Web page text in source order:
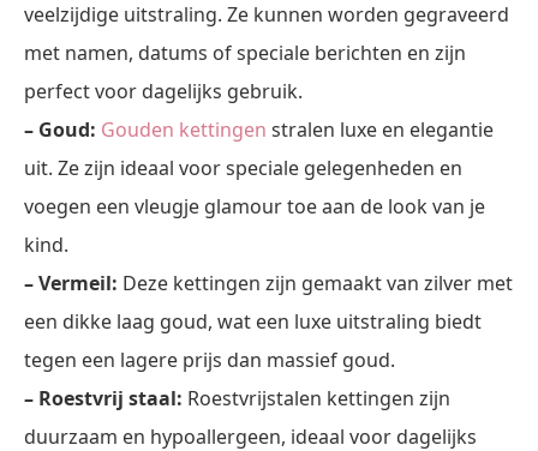
veelzijdige uitstraling. Ze kunnen worden gegraveerd
met namen, datums of speciale berichten en zijn
perfect voor dagelijks gebruik.
– Goud: Gouden kettingen stralen luxe en elegantie
uit. Ze zijn ideaal voor speciale gelegenheden en
voegen een vleugje glamour toe aan de look van je
kind.
– Vermeil: Deze kettingen zijn gemaakt van zilver met
een dikke laag goud, wat een luxe uitstraling biedt
tegen een lagere prijs dan massief goud.
– Roestvrij staal: Roestvrijstalen kettingen zijn
duurzaam en hypoallergeen, ideaal voor dagelijks